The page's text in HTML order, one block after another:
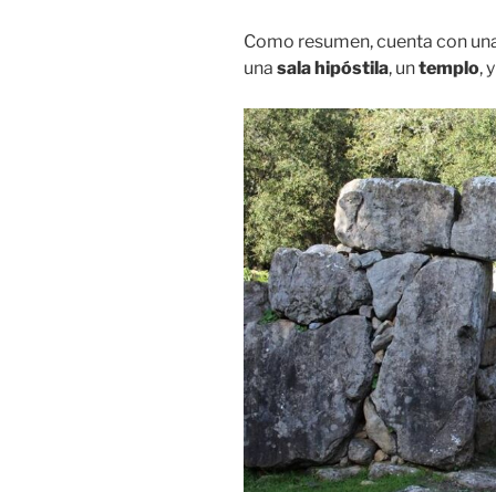
Como resumen, cuenta con
una sala hipóstila, untemplo,